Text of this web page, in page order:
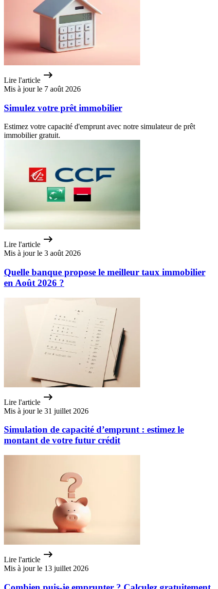
Lire l'article
Mis à jour le 7 août 2026
Simulez votre prêt immobilier
Estimez votre capacité d'emprunt avec notre simulateur de prêt
immobilier gratuit.
Lire l'article
Mis à jour le 3 août 2026
Quelle banque propose le meilleur taux immobilier
en Août 2026 ?
Lire l'article
Mis à jour le 31 juillet 2026
Simulation de capacité d’emprunt : estimez le
montant de votre futur crédit
Lire l'article
Mis à jour le 13 juillet 2026